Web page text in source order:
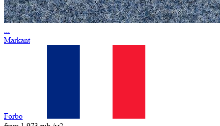
...
Markant
Forbo